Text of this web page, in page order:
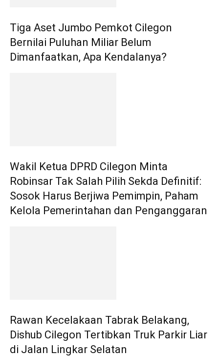
Tiga Aset Jumbo Pemkot Cilegon
Bernilai Puluhan Miliar Belum
Dimanfaatkan, Apa Kendalanya?
Wakil Ketua DPRD Cilegon Minta
Robinsar Tak Salah Pilih Sekda Definitif:
Sosok Harus Berjiwa Pemimpin, Paham
Kelola Pemerintahan dan Penganggaran
Rawan Kecelakaan Tabrak Belakang,
Dishub Cilegon Tertibkan Truk Parkir Liar
di Jalan Lingkar Selatan